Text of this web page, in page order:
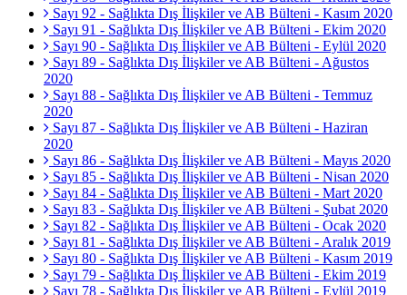
Sayı 92 - Sağlıkta Dış İlişkiler ve AB Bülteni - Kasım 2020
Sayı 91 - Sağlıkta Dış İlişkiler ve AB Bülteni - Ekim 2020
Sayı 90 - Sağlıkta Dış İlişkiler ve AB Bülteni - Eylül 2020
Sayı 89 - Sağlıkta Dış İlişkiler ve AB Bülteni - Ağustos
2020
Sayı 88 - Sağlıkta Dış İlişkiler ve AB Bülteni - Temmuz
2020
Sayı 87 - Sağlıkta Dış İlişkiler ve AB Bülteni - Haziran
2020
Sayı 86 - Sağlıkta Dış İlişkiler ve AB Bülteni - Mayıs 2020
Sayı 85 - Sağlıkta Dış İlişkiler ve AB Bülteni - Nisan 2020
Sayı 84 - Sağlıkta Dış İlişkiler ve AB Bülteni - Mart 2020
Sayı 83 - Sağlıkta Dış İlişkiler ve AB Bülteni - Şubat 2020
Sayı 82 - Sağlıkta Dış İlişkiler ve AB Bülteni - Ocak 2020
Sayı 81 - Sağlıkta Dış İlişkiler ve AB Bülteni - Aralık 2019
Sayı 80 - Sağlıkta Dış İlişkiler ve AB Bülteni - Kasım 2019
Sayı 79 - Sağlıkta Dış İlişkiler ve AB Bülteni - Ekim 2019
Sayı 78 - Sağlıkta Dış İlişkiler ve AB Bülteni - Eylül 2019